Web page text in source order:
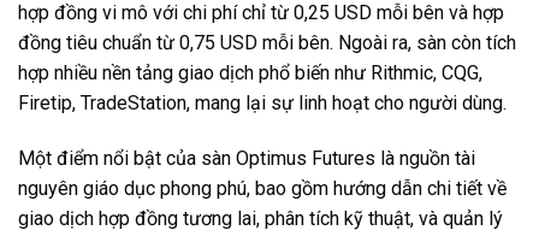
hợp đồng vi mô với chi phí chỉ từ 0,25 USD mỗi bên và hợp
đồng tiêu chuẩn từ 0,75 USD mỗi bên. Ngoài ra, sàn còn tích
hợp nhiều nền tảng giao dịch phổ biến như Rithmic, CQG,
Firetip, TradeStation, mang lại sự linh hoạt cho người dùng.
Một điểm nổi bật của sàn Optimus Futures là nguồn tài
nguyên giáo dục phong phú, bao gồm hướng dẫn chi tiết về
giao dịch hợp đồng tương lai, phân tích kỹ thuật, và quản lý